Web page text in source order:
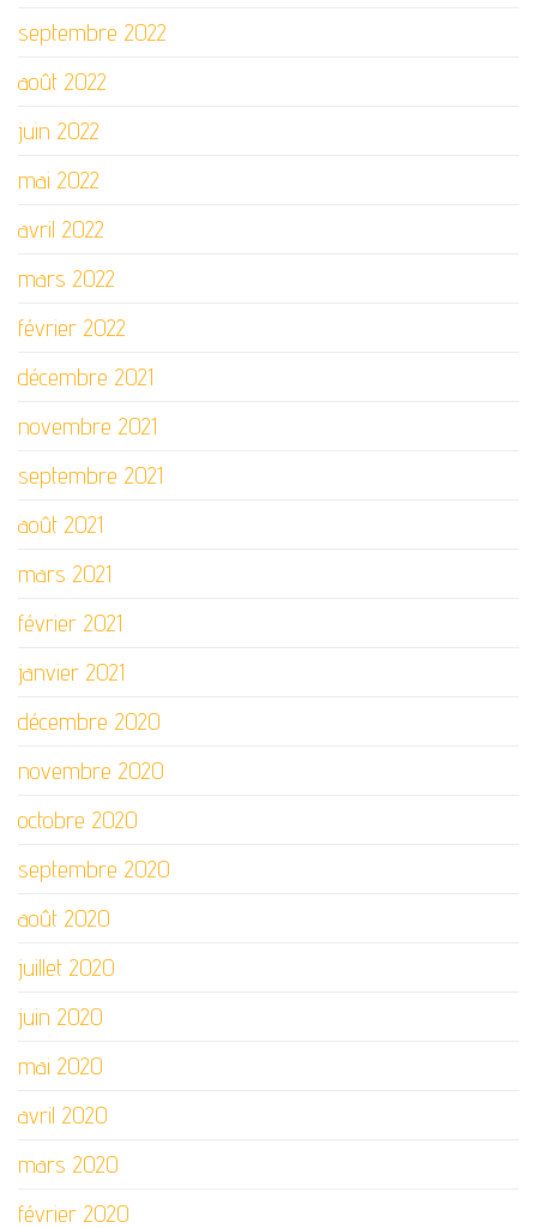
septembre 2022
août 2022
juin 2022
mai 2022
avril 2022
mars 2022
février 2022
décembre 2021
novembre 2021
septembre 2021
août 2021
mars 2021
février 2021
janvier 2021
décembre 2020
novembre 2020
octobre 2020
septembre 2020
août 2020
juillet 2020
juin 2020
mai 2020
avril 2020
mars 2020
février 2020